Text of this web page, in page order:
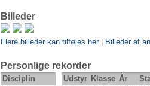
Billeder
Flere billeder kan tilføjes her| Billeder af
Personlige rekorder
Disciplin Udstyr Klasse År